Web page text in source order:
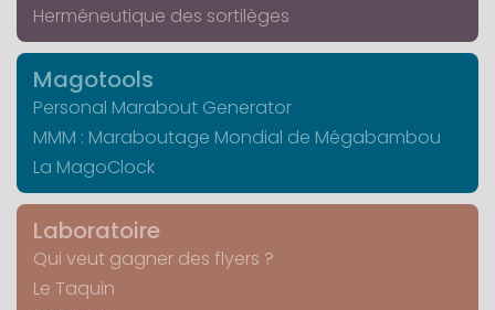
Herméneutique des sortilèges
Magotools
Personal Marabout Generator
MMM : Maraboutage Mondial de Mégabambou
La MagoClock
Laboratoire
Qui veut gagner des flyers ?
Le Taquin